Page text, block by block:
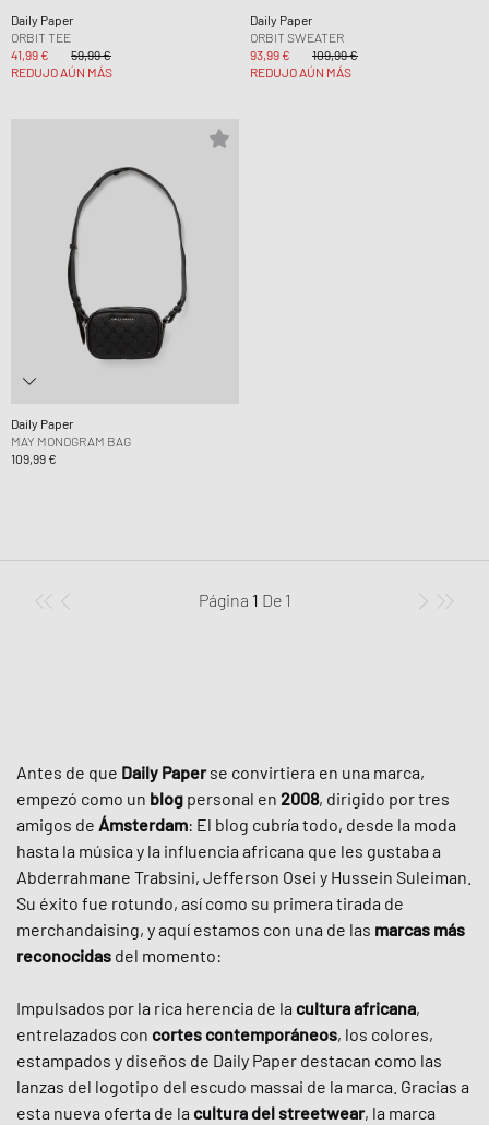
Daily Paper
ORBIT TEE
41,99 €
59,99 €
REDUJO AÚN MÁS
Daily Paper
ORBIT SWEATER
93,99 €
109,99 €
REDUJO AÚN MÁS
Daily Paper
MAY MONOGRAM BAG
109,99 €
Página 1 De 1
Antes de que Daily Paperse convirtiera en una marca,
empezó como un blog personal en 2008, dirigido por tres
amigos de Ámsterdam: El blog cubría todo, desde la moda
hasta la música y la influencia africana que les gustaba a
Abderrahmane Trabsini, Jefferson Osei y Hussein Suleiman.
Su éxito fue rotundo, así como su primera tirada de
merchandaising, y aquí estamos con una de las marcas más
reconocidas del momento:
Impulsados por la rica herencia de la cultura africana,
entrelazados con cortes contemporáneos, los colores,
estampados y diseños de Daily Paper destacan como las
lanzas del logotipo del escudo massai de la marca. Gracias a
esta nueva oferta de la cultura del streetwear, la marca